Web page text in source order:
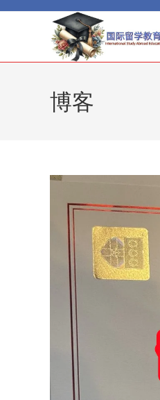
Skip
博客